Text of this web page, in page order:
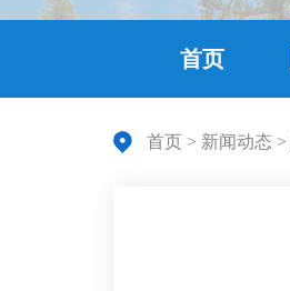
首页
首页 > 新闻动态 >